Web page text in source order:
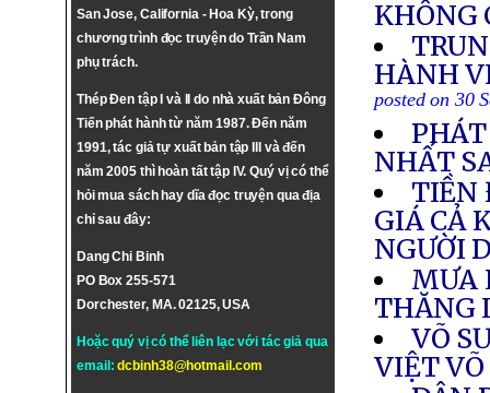
San Jose, California - Hoa Kỳ, trong
chương trình đọc truyện do Trần Nam
phụ trách.
Thép Đen tập I và II do nhà xuất bản Đông
Tiến phát hành từ năm 1987. Đến năm
1991, tác giả tự xuất bản tập III và đến
năm 2005 thì hoàn tất tập IV. Quý vị có thể
hỏi mua sách hay dĩa đọc truyện qua địa
chỉ sau đây:
Dang Chi Binh
PO Box 255-571
Dorchester, MA. 02125, USA
Hoặc quý vị có thể liên lạc với tác giả qua
email:dcbinh38@hotmail.com
KHÔNG
HÀNH
posted on 30
NHẤT
TIỀN
GIÁ CẢ
NGƯỜI
MƯA
THĂNG
VÕ
VIỆT